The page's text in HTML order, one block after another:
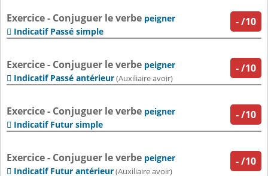
-/10
Exercice - Conjuguer le verbe peigner
 Indicatif Passé simple
-/10
Exercice - Conjuguer le verbe peigner
 Indicatif Passé antérieur(Auxiliaire avoir)
-/10
Exercice - Conjuguer le verbe peigner
 Indicatif Futur simple
-/10
Exercice - Conjuguer le verbe peigner
 Indicatif Futur antérieur(Auxiliaire avoir)